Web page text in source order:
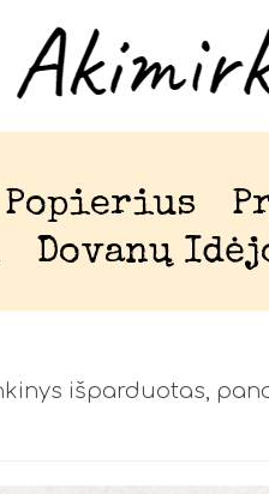
Dovanų
išparduotas,